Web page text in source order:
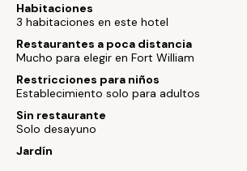
Habitaciones
3 habitaciones en este hotel
Restaurantes a poca distancia
Mucho para elegir en Fort William
Restricciones para niños
Establecimiento solo para adultos
Sin restaurante
Solo desayuno
Jardín